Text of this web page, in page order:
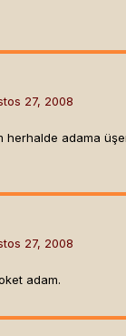
27, 2008
herhalde adama
27, 2008
adam.